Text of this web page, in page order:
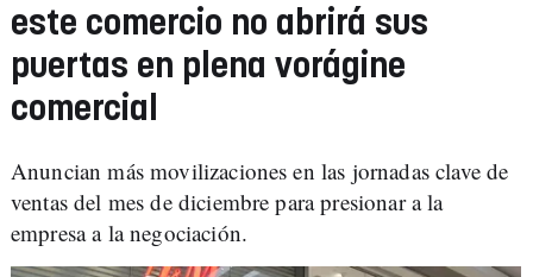
este comercio no abrirá sus
puertas en plena vorágine
comercial
Anuncian más movilizaciones en las jornadas clave de
ventas del mes de diciembre para presionar a la
empresa a la negociación.